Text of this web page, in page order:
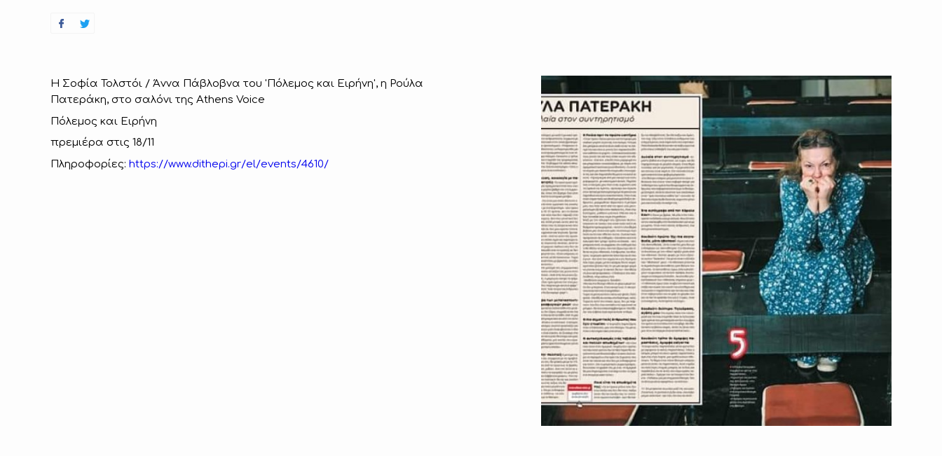
H Σοφία Τολστόι / Άννα Πάβλοβνα του 'Πόλεμος και Ειρήνη', η Ρούλα
Πατεράκη, στο σαλόνι της Athens Voice
Πόλεμος και Ειρήνη
πρεμιέρα στις 18/11
Πληροφορίες: https://www.dithepi.gr/el/events/4610/